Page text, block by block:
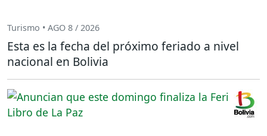
Turismo • AGO 8 / 2026
Esta es la fecha del próximo feriado a nivel
nacional en Bolivia